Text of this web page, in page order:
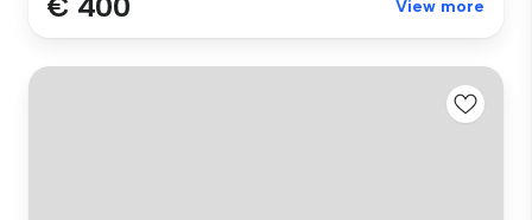
View more